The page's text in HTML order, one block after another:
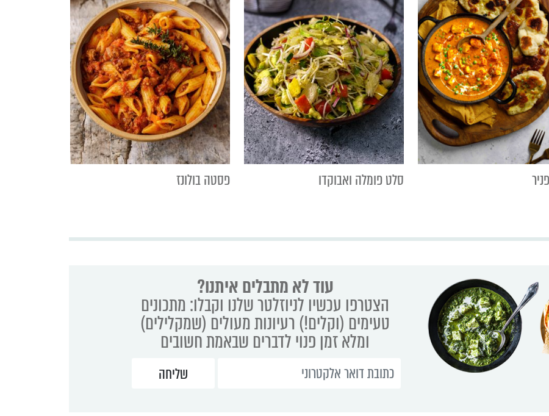
סלט פומלה ואבוקדו פסטה בולונז
עוד לא מתבלים איתנו?
הצטרפו עכשיו לניוזלטר שלנו וקבלו: מתכונים
טעימים (וקלים!) רעיונות מעולים (שמקלילים)
ומלא זמן פנוי לדברים שבאמת חשובים